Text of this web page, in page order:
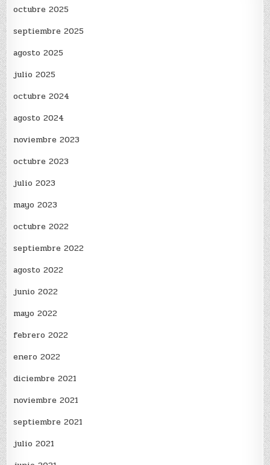
octubre 2025
septiembre 2025
agosto 2025
julio 2025
octubre 2024
agosto 2024
noviembre 2023
octubre 2023
julio 2023
mayo 2023
octubre 2022
septiembre 2022
agosto 2022
junio 2022
mayo 2022
febrero 2022
enero 2022
diciembre 2021
noviembre 2021
septiembre 2021
julio 2021